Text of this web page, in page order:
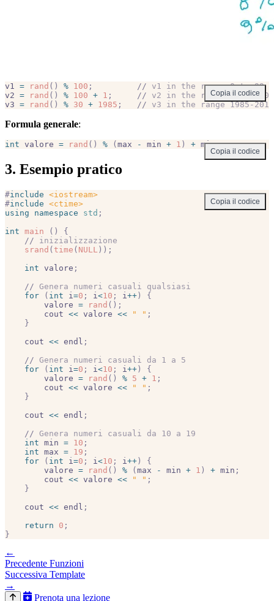
v1 = rand () % 100 ;
         //
v1 in the range 0 to 99
v2 = rand () % 100 + 1 ;
     //
v2 in the range 1 to 100
v3 = rand () % 30 + 1985 ;
   //
v3 in the range 1985-
Copia il codice
Formula generale:
int valore = rand () % (max - min + 1 ) + min;
Copia il codice
3. Esempio pratico
#include <iostream>
#include <ctime>
using namespace std ;
int main ()
{
    //
inizializzazione
    srand
( time ( NULL ));
    int
valore ;
    //
Genera numeri casuali qualsiasi
    for
( int i =0 ; i <10 ; i ++)
{
        valore
= rand ();
        cout
<< valore << " " ;
    }
    cout
<< endl ;
    //
Genera numeri casuali da 1 a 5
    for
( int i =0 ; i <10 ; i ++)
{
        valore
= rand () % 5 + 1 ;
        cout
<< valore << " " ;
    }
    cout
<< endl ;
    //
Genera numeri casuali da 10 a 19
    int
min = 10 ;
    int
max = 19 ;
    for
( int i =0 ; i <10 ; i ++)
{
        valore
= rand () % (max - min + 1 ) + min ;
        cout
<< valore << " " ;
    }
    cout
<< endl ;
    return
0 ;
}
Copia il codice
←
Precedente Funzioni
Successiva Template
→
Prenota una lezione